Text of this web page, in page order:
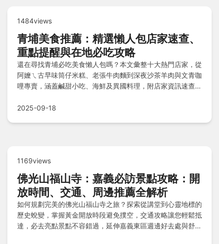
1484views
青埔美食推薦：精選懶人包店家速查、
重點提醒與在地必吃攻略
還在尋找青埔必吃美食懶人包嗎？本文彙整十大熱門店家，從
阿嬤ㄟ古早味筒仔米糕、老張牛肉麵到深夜沙茶羊肉與文青咖
哩專賣，涵蓋鹹甜小吃、海鮮及異國料理，附店家資訊速查
埔美食精華與行程規劃秘訣。
2025-09-18
1169views
佛光山福山寺：嘉義必訪景點攻略：開
放時間、交通、周邊推薦全解析
如何規劃完美的佛光山福山寺之旅？探索從講堂到心靈地標的
歷史蛻變，掌握黃金開放時段避免撲空，交通攻略讓您輕鬆抵
達，必去亮點景點不容錯過，延伸嘉義東區週邊好去處與舒適